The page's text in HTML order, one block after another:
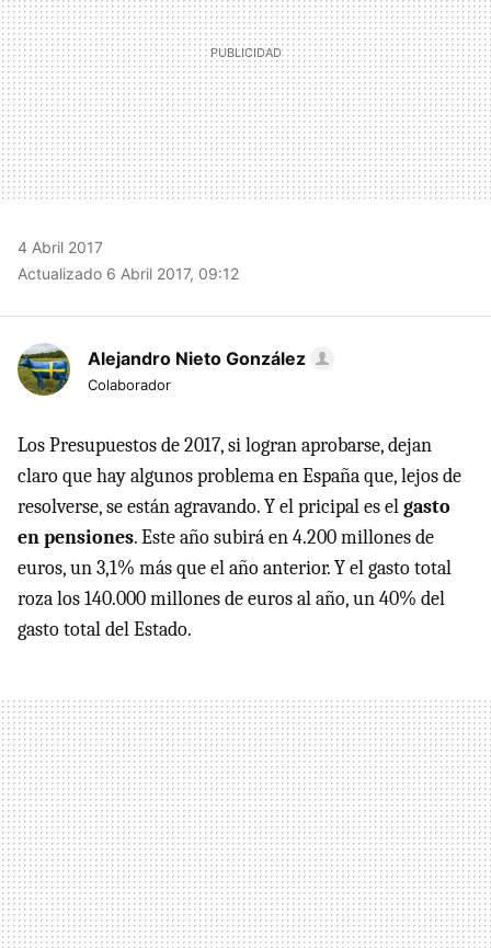
4 Abril 2017
Actualizado 6 Abril 2017, 09:12
Alejandro Nieto González
Colaborador
Los Presupuestos de 2017, si logran aprobarse, dejan
claro que hay algunos problema en España que, lejos de
resolverse, se están agravando. Y el pricipal es elgasto
en pensiones. Este año subirá en 4.200 millones de
euros, un 3,1% más que el año anterior. Y el gasto total
roza los 140.000 millones de euros al año, un 40% del
gasto total del Estado.